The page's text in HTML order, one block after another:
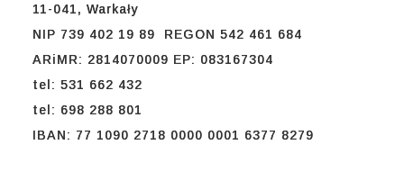
11-041, Warkały
NIP 739 402 19 89 REGON 542 461 684
ARiMR: 2814070009 EP: 083167304
tel: 531 662 432
tel: 698 288 801
IBAN: 77 1090 2718 0000 0001 6377 8279